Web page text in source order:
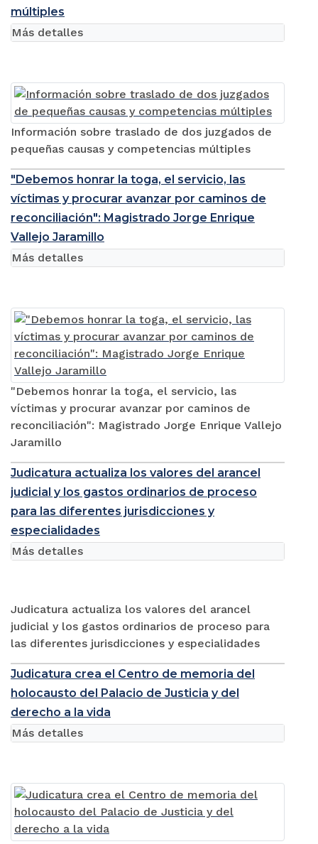
múltiples
Información sobre traslado de dos juzgados de
pequeñas causas y competencias múltiples
Más detalles
"Debemos honrar la toga, el servicio, las
víctimas y procurar avanzar por caminos de
reconciliación": Magistrado Jorge Enrique
Vallejo Jaramillo
"Debemos honrar la toga, el servicio, las
víctimas y procurar avanzar por caminos de
reconciliación": Magistrado Jorge Enrique Vallejo
Jaramillo
Más detalles
Judicatura actualiza los valores del arancel
judicial y los gastos ordinarios de proceso
para las diferentes jurisdicciones y
especialidades
Judicatura actualiza los valores del arancel
judicial y los gastos ordinarios de proceso para
las diferentes jurisdicciones y especialidades
Más detalles
Judicatura crea el Centro de memoria del
holocausto del Palacio de Justicia y del
derecho a la vida
Más detalles